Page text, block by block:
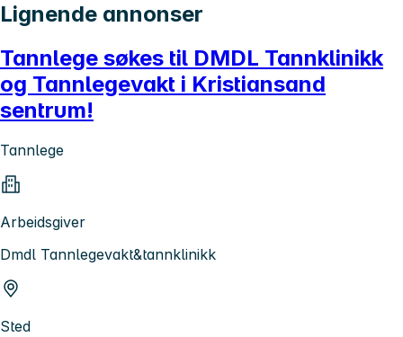
Lignende annonser
Tannlege søkes til DMDL Tannklinikk
og Tannlegevakt i Kristiansand
sentrum!
Tannlege
Arbeidsgiver
Dmdl Tannlegevakt&tannklinikk
Sted